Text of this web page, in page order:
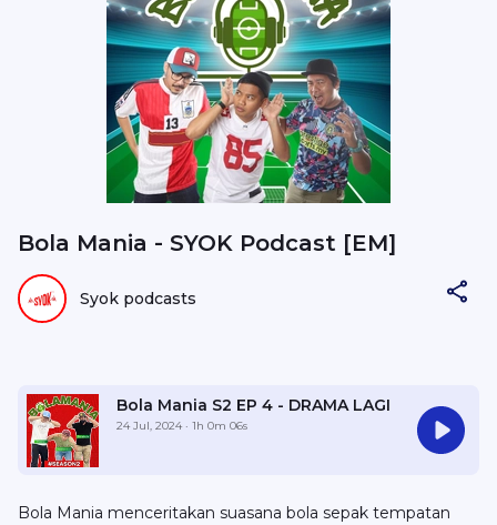
Bola Mania - SYOK Podcast [EM]
Syok podcasts
Bola Mania S2 EP 4 - DRAMA LAGI
24 Jul, 2024 · 1h 0m 06s
Bola Mania menceritakan suasana bola sepak tempatan